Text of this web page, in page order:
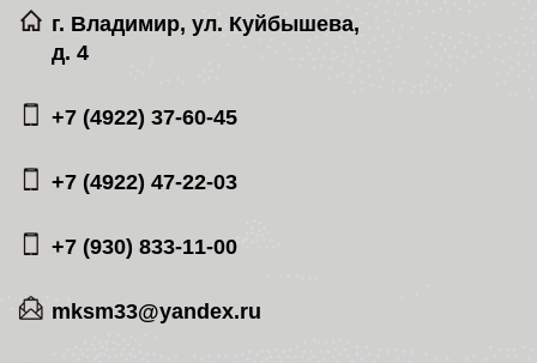
г. Владимир, ул. Куйбышева,
д. 4
+7 (4922) 37-60-45
+7 (4922) 47-22-03
+7 (930) 833-11-00
mksm33@yandex.ru